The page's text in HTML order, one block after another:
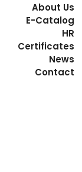
About Us
E-Catalog
HR
Certificates
News
Contact